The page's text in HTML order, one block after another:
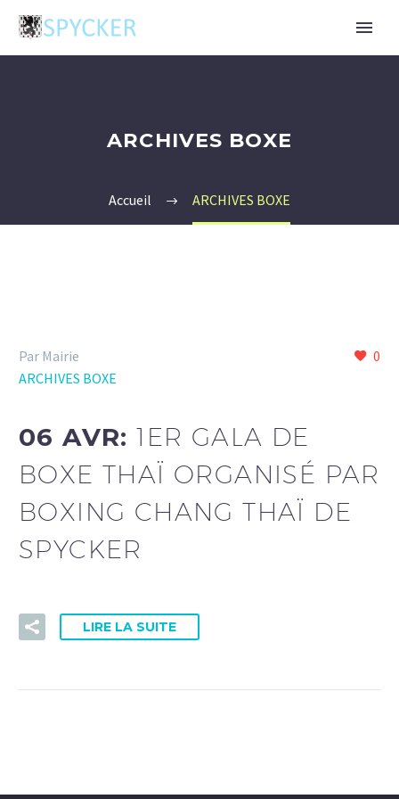
ARCHIVES BOXE
Accueil ARCHIVES BOXE
0
Par Mairie
ARCHIVES BOXE
06 AVR:1ER GALA DE
BOXE THAÏ ORGANISÉ PAR
BOXING CHANG THAÏ DE
SPYCKER
LIRE LA SUITE